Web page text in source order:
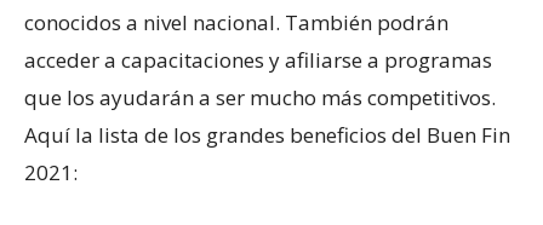
conocidos a nivel nacional. También podrán
acceder a capacitaciones y afiliarse a programas
que los ayudarán a ser mucho más competitivos.
Aquí la lista de los grandes beneficios del Buen Fin
2021: